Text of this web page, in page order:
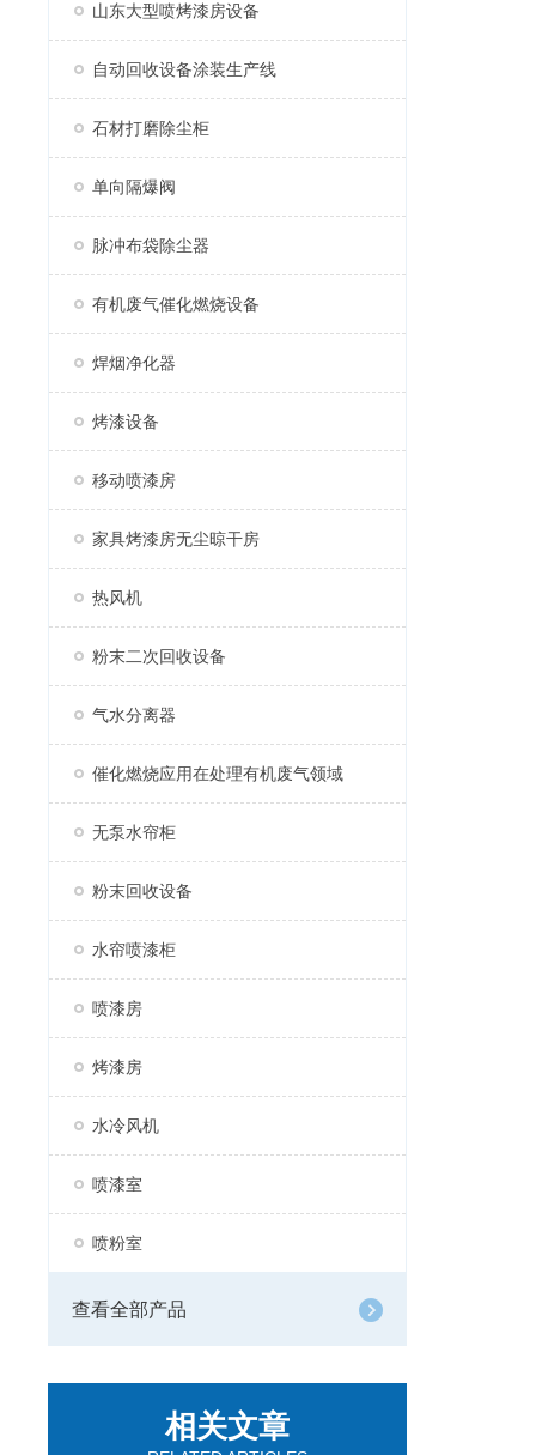
山东大型喷烤漆房设备
自动回收设备涂装生产线
石材打磨除尘柜
单向隔爆阀
脉冲布袋除尘器
有机废气催化燃烧设备
焊烟净化器
烤漆设备
移动喷漆房
家具烤漆房无尘晾干房
热风机
粉末二次回收设备
气水分离器
催化燃烧应用在处理有机废气领域
无泵水帘柜
粉末回收设备
水帘喷漆柜
喷漆房
烤漆房
水冷风机
喷漆室
喷粉室
查看全部产品
相关文章